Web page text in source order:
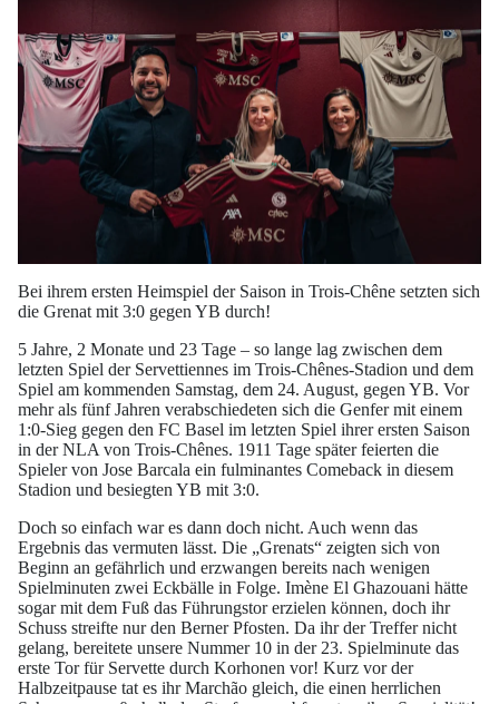
Bei ihrem ersten Heimspiel der Saison in Trois-Chêne setzten sich
die Grenat mit 3:0 gegen YB durch!
5 Jahre, 2 Monate und 23 Tage – so lange lag zwischen dem
letzten Spiel der Servettiennes im Trois-Chênes-Stadion und dem
Spiel am kommenden Samstag, dem 24. August, gegen YB. Vor
mehr als fünf Jahren verabschiedeten sich die Genfer mit einem
1:0-Sieg gegen den FC Basel im letzten Spiel ihrer ersten Saison
in der NLA von Trois-Chênes. 1911 Tage später feierten die
Spieler von Jose Barcala ein fulminantes Comeback in diesem
Stadion und besiegten YB mit 3:0.
Doch so einfach war es dann doch nicht. Auch wenn das
Ergebnis das vermuten lässt. Die „Grenats“ zeigten sich von
Beginn an gefährlich und erzwangen bereits nach wenigen
Spielminuten zwei Eckbälle in Folge. Imène El Ghazouani hätte
sogar mit dem Fuß das Führungstor erzielen können, doch ihr
Schuss streifte nur den Berner Pfosten. Da ihr der Treffer nicht
gelang, bereitete unsere Nummer 10 in der 23. Spielminute das
erste Tor für Servette durch Korhonen vor! Kurz vor der
Halbzeitpause tat es ihr Marchão gleich, die einen herrlichen